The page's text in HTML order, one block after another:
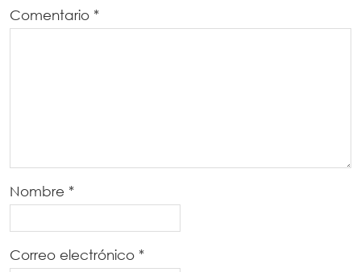
Comentario *
Nombre *
Correo electrónico *